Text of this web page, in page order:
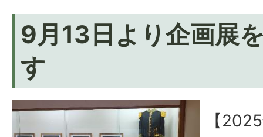
9月13日より企画展
す
【